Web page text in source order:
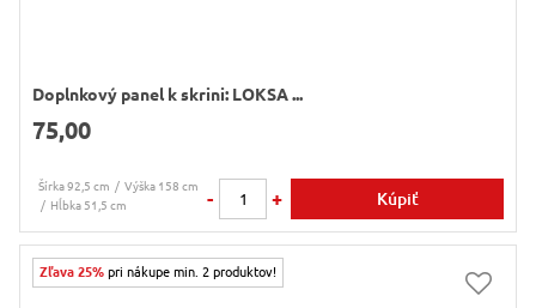
Doplnkový panel k skrini: LOKSA ...
75,00
Šírka 92,5 cm
Výška 158 cm
Hĺbka 51,5 cm
- + Kúpiť
Zľava 25% pri nákupe min. 2 produktov!